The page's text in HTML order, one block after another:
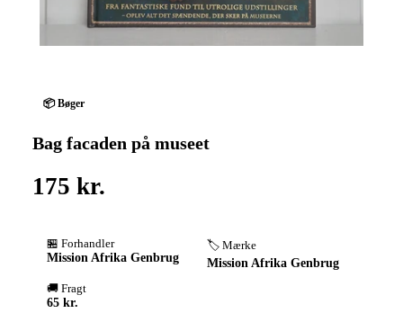
📦 Bøger
Bag facaden på museet
175 kr.
🏪 Forhandler
Mission Afrika Genbrug
🏷️ Mærke
Mission Afrika Genbrug
🚚 Fragt
65 kr.